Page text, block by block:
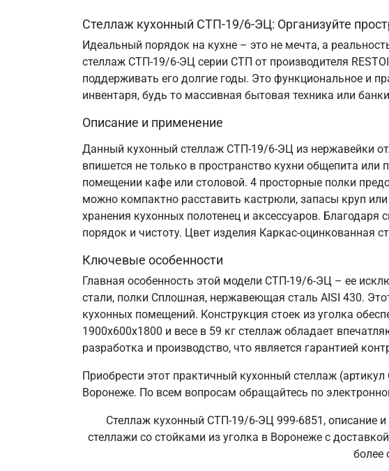
Стеллаж кухонный СТП-19/6-ЭЦ: Организуйте
Идеальный порядок на кухне – это не мечта, а
стеллаж СТП-19/6-ЭЦ серии СТП от производителя
поддерживать его долгие годы. Это функциональное и
инвентаря, будь то массивная бытовая техника или
Описание и применение
Данный кухонный стеллаж СТП-19/6-ЭЦ из нержавейки
впишется не только в пространство кухни общепита
помещении кафе или столовой. 4 просторные полки
можно компактно расставить кастрюли, запасы круп
хранения кухонных полотенец и аксессуаров. Благодаря
порядок и чистоту. Цвет изделия Каркас-оцинкованная
Ключевые особенности
Главная особенность этой модели СТП-19/6-ЭЦ – ее
стали, полки Сплошная, нержавеющая сталь AISI 430.
кухонных помещений. Конструкция стоек из уголка
1900х600х1800 и весе в 59 кг стеллаж обладает
разработка и производство, что является гарантией
Приобрести этот практичный кухонный стеллаж
Воронеже. По всем вопросам обращайтесь по
Стеллаж кухонный СТП-19/6-ЭЦ 999-6851, описание
стеллажи со стойками из уголка в Воронеже с
более